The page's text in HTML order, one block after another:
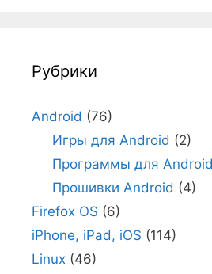
Рубрики
Android (76)
Игры для Android (2)
Программы для Android
Прошивки Android (4)
Firefox OS (6)
iPhone, iPad, iOS (114)
Linux (46)